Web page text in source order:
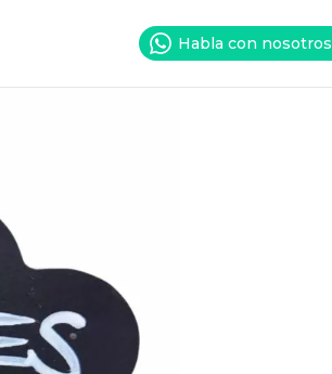
Habla con nosotros